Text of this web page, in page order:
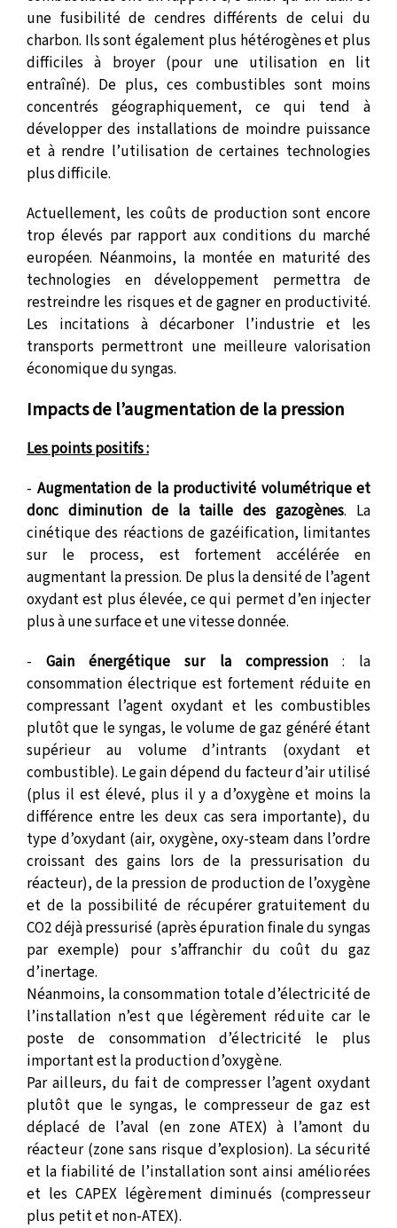
une fusibilité de cendres différents de celui du
charbon. Ils sont également plus hétérogènes et plus
difficiles à broyer (pour une utilisation en lit
entraîné). De plus, ces combustibles sont moins
concentrés géographiquement, ce qui tend à
développer des installations de moindre puissance
et à rendre l’utilisation de certaines technologies
plus difficile.
Actuellement, les coûts de production sont encore
trop élevés par rapport aux conditions du marché
européen. Néanmoins, la montée en maturité des
technologies en développement permettra de
restreindre les risques et de gagner en productivité.
Les incitations à décarboner l’industrie et les
transports permettront une meilleure valorisation
économique du syngas.
Impacts de l’augmentation de la pression
Les points positifs :
- Augmentation de la productivité volumétrique et
donc diminution de la taille des gazogènes. La
cinétique des réactions de gazéification, limitantes
sur le process, est fortement accélérée en
augmentant la pression. De plus la densité de l’agent
oxydant est plus élevée, ce qui permet d’en injecter
plus à une surface et une vitesse donnée.
-Gain énergétique sur la compression: la
consommation électrique est fortement réduite en
compressant l’agent oxydant et les combustibles
plutôt que le syngas, le volume de gaz généré étant
supérieur au volume d’intrants (oxydant et
combustible). Le gain dépend du facteur d’air utilisé
(plus il est élevé, plus il y a d’oxygène et moins la
différence entre les deux cas sera importante), du
type d’oxydant (air, oxygène, oxy-steam dans l’ordre
croissant des gains lors de la pressurisation du
réacteur), de la pression de production de l’oxygène
et de la possibilité de récupérer gratuitement du
CO2 déjà pressurisé (après épuration finale du syngas
par exemple) pour s’affranchir du coût du gaz
d’inertage.
Néanmoins, la consommation totale d’électricité de
l’installation n’est que légèrement réduite car le
poste de consommation d’électricité le plus
important est la production d’oxygène.
Par ailleurs, du fait de compresser l’agent oxydant
plutôt que le syngas, le compresseur de gaz est
déplacé de l’aval (en zone ATEX) à l’amont du
réacteur (zone sans risque d’explosion). La sécurité
et la fiabilité de l’installation sont ainsi améliorées
et les CAPEX légèrement diminués (compresseur
plus petit et non-ATEX).